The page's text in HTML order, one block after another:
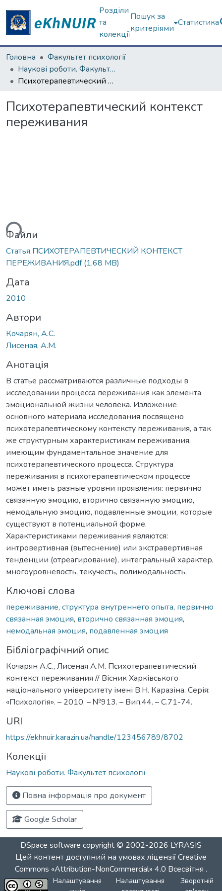
Розділи
та
колекції
Пошук за
критеріями
Статистика
Головна
Факультет психології
Наукові роботи. Факультет психології
Психотерапевтический контекст переживания
Психотерапевтический контекст
переживания
Файли
Статья ПСИХОТЕРАПЕВТИЧЕСКИЙ КОНТЕКСТ
ПЕРЕЖИВАНИЯ.pdf(1,68 MB)
Дата
2010
Автори
Кочарян, А.С.
Лисеная, А.М.
Анотація
В статье рассматриваются различные подходы в
исследовании процесса переживания как элемента
эмоциональной жизни человека. Изложение
основного материала исследования посвящено
психотерапевтическому контексту переживания, а так
же структурным характеристикам переживания,
имеющим фундаментальное значение для
психотерапевтического процесса. Структура
переживания в психотерапевтическом процессе
может иметь разные уровни проявления: первично
связанную эмоцию, вторично связанную эмоцию,
немодальную эмоцию, подавленные эмоции, которые
существуют в потенциальной форме.
Характеристиками переживания являются:
интровертивная (вытеснение) или экстравертивная
тенденции (отреагирование), интегральный характер,
многоуровневость, текучесть, полимодальность.
Ключові слова
переживание, структура внутреннего опыта, первично
связанная эмоция, вторично связанная эмоция,
немодальная эмоция, подавленная эмоция
Бібліографічний опис
Кочарян А.С., Лисеная А.М. Психотерапевтический
контекст переживания // Вісник Харківського
національного університету імені В.Н. Каразіна. Серія:
«Психологія». – 2010. – №913. – Вип.44. – С.71-74.
URI
https://ekhnuir.karazin.ua/handle/123456789/8702
Колекції
Наукові роботи. Факультет психології
Повна інформація про документ
Google Scholar
DSpace software copyright © 2002-2026 LYRASIS
Цей контент доступний на умовах ліцензіїCreative
Commons «Attribution-NonCommercial» 4.0 Всесвітня .
Налаштування
Налаштування
Зворотній